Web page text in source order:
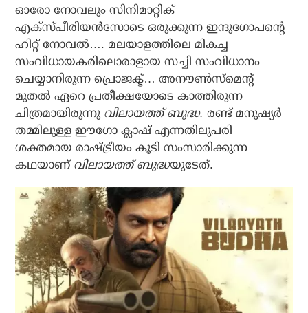
ഓരോ നോവലും സിനിമാറ്റിക്
എക്‌സ്പീരിയന്‍സോടെ ഒരുക്കുന്ന ഇന്ദുഗോപന്റെ
ഹിറ്റ് നോവല്‍…. മലയാളത്തിലെ മികച്ച
സംവിധായകരിലൊരാളായ സച്ചി സംവിധാനം
ചെയ്യാനിരുന്ന പ്രൊജക്ട്… അനൗണ്‍സ്‌മെന്റ്
മുതല്‍ ഏറെ പ്രതീക്ഷയോടെ കാത്തിരുന്ന
ചിത്രമായിരുന്നു വിലായത്ത് ബുദ്ധ. രണ്ട് മനുഷ്യര്‍
തമ്മിലുള്ള ഈഗോ ക്ലാഷ് എന്നതിലുപരി
ശക്തമായ രാഷ്ട്രീയം കൂടി സംസാരിക്കുന്ന
കഥയാണ് വിലായത്ത് ബുദ്ധയുടേത്.